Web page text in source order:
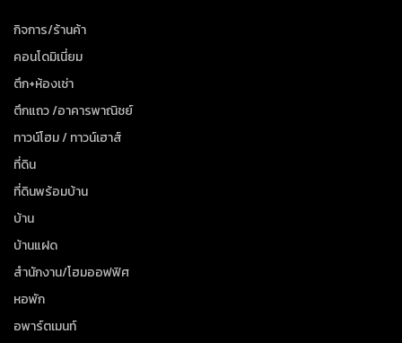
กิจการ/ร้านค้า
คอนโดมิเนี่ยม
ตึก+ห้องเช่า
ตึกแถว /อาคารพาณิชย์
ทาวน์โฮม / ทาวน์เฮาส์
ที่ดิน
ที่ดินพร้อมบ้าน
บ้าน
บ้านแฝด
สำนักงาน/โฮมออฟฟิศ
หอพัก
อพาร์ตเมนท์